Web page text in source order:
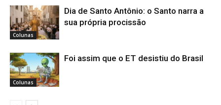
Colunas
Dia de Santo Antônio: o Santo narra a
sua própria procissão
Colunas
Foi assim que o ET desistiu do Brasil